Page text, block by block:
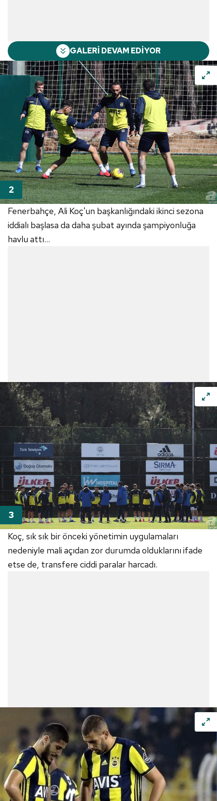
GALERİ DEVAM EDİYOR
Fenerbahçe, Ali Koç'un başkanlığındaki ikinci sezona
iddialı başlasa da daha şubat ayında şampiyonluğa
havlu attı...
Koç, sık sık bir önceki yönetimin uygulamaları
nedeniyle mali açıdan zor durumda olduklarını ifade
etse de, transfere ciddi paralar harcadı.